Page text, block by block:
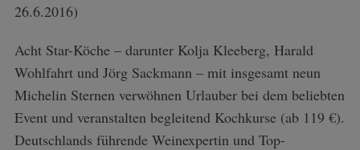
26.6.2016)
Acht Star-Köche – darunter Kolja Kleeberg, Harald
Wohlfahrt und Jörg Sackmann – mit insgesamt neun
Michelin Sternen verwöhnen Urlauber bei dem beliebten
Event und veranstalten begleitend Kochkurse (ab 119 €).
Deutschlands führende Weinexpertin und Top-